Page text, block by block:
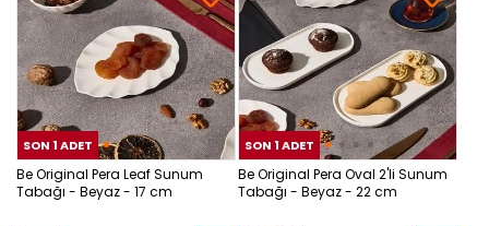
SON 1 ADET SON 1 ADET
Be Original Pera Leaf Sunum
Tabağı - Beyaz - 17 cm
SON 1 ADET
Be Original Pera Oval 2'li Sunum
Tabağı - Beyaz - 22 cm